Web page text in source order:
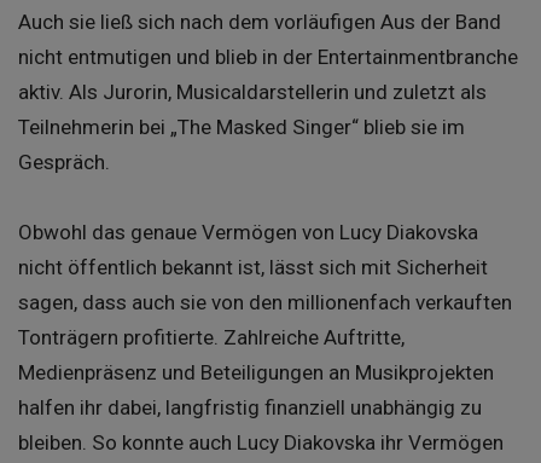
Auch sie ließ sich nach dem vorläufigen Aus der Band
nicht entmutigen und blieb in der Entertainmentbranche
aktiv. Als Jurorin, Musicaldarstellerin und zuletzt als
Teilnehmerin bei „The Masked Singer“ blieb sie im
Gespräch.
Obwohl das genaue Vermögen von Lucy Diakovska
nicht öffentlich bekannt ist, lässt sich mit Sicherheit
sagen, dass auch sie von den millionenfach verkauften
Tonträgern profitierte. Zahlreiche Auftritte,
Medienpräsenz und Beteiligungen an Musikprojekten
halfen ihr dabei, langfristig finanziell unabhängig zu
bleiben. So konnte auch Lucy Diakovska ihr Vermögen